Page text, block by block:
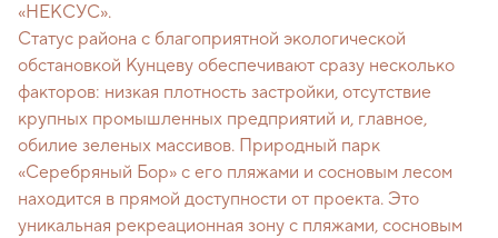
«НЕКСУС».
Статус района с благоприятной экологической
обстановкой Кунцеву обеспечивают сразу несколько
факторов: низкая плотность застройки, отсутствие
крупных промышленных предприятий и, главное,
обилие зеленых массивов. Природный парк
«Серебряный Бор» с его пляжами и сосновым лесом
находится в прямой доступности от проекта. Это
уникальная рекреационная зону с пляжами, сосновым